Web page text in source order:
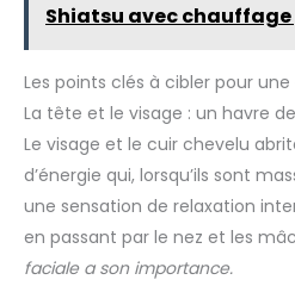
Shiatsu avec chauffage
Les points clés à cibler pour
La tête et le visage : un havre
Le visage et le cuir chevelu
d’énergie qui, lorsqu’ils sont
une sensation de relaxation
en passant par le nez et les
faciale a son importance.